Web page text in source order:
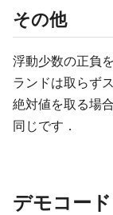
その他
浮動少数の正負
ランドは取らず
絶対値を取る場
同じです．
デモコード